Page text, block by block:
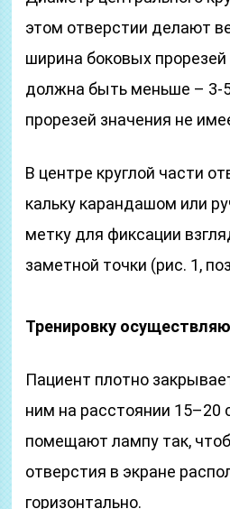
этом отверстии делают
ширина боковых прорезей
должна быть меньше – 3-
прорезей значения не
В центре круглой части
кальку карандашом или
метку для фиксации
заметной точки (рис. 1,
Тренировку
Пациент плотно
ним на расстоянии 15–20
помещают лампу так,
отверстия в экране
горизонтально.